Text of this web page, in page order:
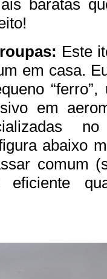
baratas
Este
em casa.
em
abaixo
comum
eficiente